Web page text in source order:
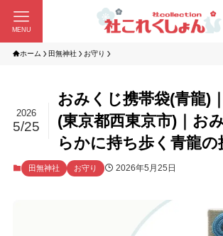
MENU
ホーム 田無神社 お守り
おみくじ携帯袋(青龍)
(東京都西東京市)｜お
らかに持ち歩く青龍の
2026
5/25
田無神社 お守り 2026年5月25日